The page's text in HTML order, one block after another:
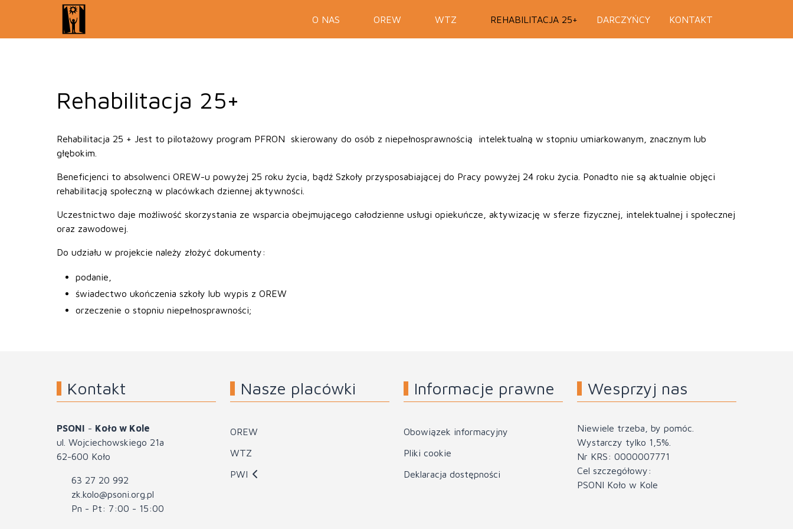
O NAS OREW WTZ REHABILITACJA 25+ DARCZYŃCY KONTAKT
Rehabilitacja 25+
Rehabilitacja 25 + Jest to pilotażowy program PFRON skierowany do osób z niepełnosprawnością intelektualną w stopniu umiarkowanym, znacznym lub
głębokim.
Beneficjenci to absolwenci OREW-u powyżej 25 roku życia, bądź Szkoły przysposabiającej do Pracy powyżej 24 roku życia. Ponadto nie są aktualnie objęci
rehabilitacją społeczną w placówkach dziennej aktywności.
Uczestnictwo daje możliwość skorzystania ze wsparcia obejmującego całodzienne usługi opiekuńcze, aktywizację w sferze fizycznej, intelektualnej i społecznej
oraz zawodowej.
Do udziału w projekcie należy złożyć dokumenty:
podanie,
świadectwo ukończenia szkoły lub wypis z OREW
orzeczenie o stopniu niepełnosprawności;
Kontakt
PSONI - Koło w Kole
ul. Wojciechowskiego 21a
62-600 Koło
63 27 20 992
zk.kolo@psoni.org.pl
Pn - Pt: 7:00 - 15:00
Nasze placówki
OREW
WTZ
PWI
Informacje prawne
Obowiązek informacyjny
Pliki cookie
Deklaracja dostępności
Wesprzyj nas
Niewiele trzeba, by pomóc.
Wystarczy tylko 1,5%.
Nr KRS: 0000007771
Cel szczegółowy:
PSONI Koło w Kole